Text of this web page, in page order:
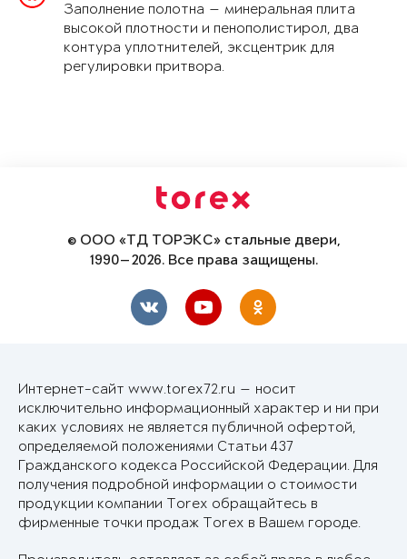
Заполнение полотна — минеральная плита
высокой плотности и пенополистирол, два
контура уплотнителей, эксцентрик для
регулировки притвора.
© ООО «ТД ТОРЭКС» стальные двери,
1990—2026. Все права защищены.
Интернет-сайт www.torex72.ru — носит
исключительно информационный характер и ни при
каких условиях не является публичной офертой,
определяемой положениями Статьи 437
Гражданского кодекса Российской Федерации. Для
получения подробной информации о стоимости
продукции компании Torex обращайтесь в
фирменные точки продаж Torex в Вашем городе.